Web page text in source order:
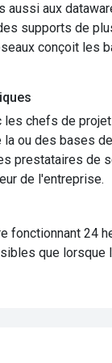
aussi aux
supports de
conçoit les
les chefs de
ou des bases
prestataires de
de l'entreprise.
fonctionnant 24
que lorsque